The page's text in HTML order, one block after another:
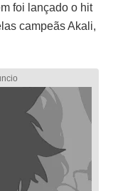
foi lançado o hit
campeãs Akali,